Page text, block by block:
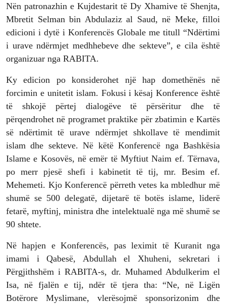
Nën patronazhin e Kujdestarit të Dy Xhamive të Shenjta,
Mbretit Selman bin Abdulaziz al Saud, në Meke, filloi
edicioni i dytë i Konferencës Globale me titull “Ndërtimi
i urave ndërmjet medhhebeve dhe sekteve”, e cila është
organizuar nga RABITA.
Ky edicion po konsiderohet një hap domethënës në
forcimin e unitetit islam. Fokusi i kësaj Konference është
të shkojë përtej dialogëve të përsëritur dhe të
përqendrohet në programet praktike për zbatimin e Kartës
së ndërtimit të urave ndërmjet shkollave të mendimit
islam dhe sekteve. Në këtë Konferencë nga Bashkësia
Islame e Kosovës, në emër të Myftiut Naim ef. Tërnava,
po merr pjesë shefi i kabinetit të tij, mr. Besim ef.
Mehemeti. Kjo Konferencë përreth vetes ka mbledhur më
shumë se 500 delegatë, dijetarë të botës islame, liderë
fetarë, myftinj, ministra dhe intelektualë nga më shumë se
90 shtete.
Në hapjen e Konferencës, pas leximit të Kuranit nga
imami i Qabesë, Abdullah el Xhuheni, sekretari i
Përgjithshëm i RABITA-s, dr. Muhamed Abdulkerim el
Isa, në fjalën e tij, ndër të tjera tha: “Ne, në Ligën
Botërore Myslimane, vlerësojmë sponsorizonim dhe